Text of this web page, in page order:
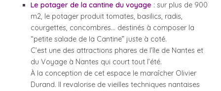
Le potager de la cantine du voyage : sur plus de 900
m2, le potager produit tomates, basilics, radis,
courgettes, concombres… destinés à composer la
“petite salade de la Cantine” juste à coté.
C’est une des attractions phares de l’île de Nantes et
du Voyage à Nantes qui court tout l’été.
À la conception de cet espace le maraîcher Olivier
Durand. Il revalorise de vieilles techniques nantaises